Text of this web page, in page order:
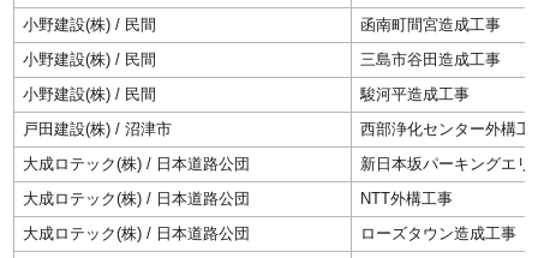
小野建設(株) / 民間
函南町間宮造成工事
小野建設(株) / 民間
三島市谷田造成工事
小野建設(株) / 民間
駿河平造成工事
戸田建設(株) / 沼津市
西部浄化センター外構工
大成ロテック(株) / 日本道路公団
新日本坂パーキングエリ
大成ロテック(株) / 日本道路公団
NTT外構工事
大成ロテック(株) / 日本道路公団
ローズタウン造成工事